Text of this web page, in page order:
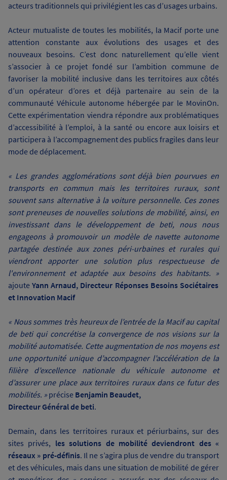
acteurs traditionnels qui privilégient les cas d’usages urbains.
Acteur mutualiste de toutes les mobilités, la Macif porte une
attention constante aux évolutions des usages et des
nouveaux besoins. C’est donc naturellement qu’elle vient
s’associer à ce projet fondé sur l’ambition commune de
favoriser la mobilité inclusive dans les territoires aux côtés
d’un opérateur d’ores et déjà partenaire au sein de la
communauté Véhicule autonome hébergée par le MovinOn.
Cette expérimentation viendra répondre aux problématiques
d’accessibilité à l’emploi, à la santé ou encore aux loisirs et
participera à l’accompagnement des publics fragiles dans leur
mode de déplacement.
« Les grandes agglomérations sont déjà bien pourvues en
transports en commun mais les territoires ruraux, sont
souvent sans alternative à la voiture personnelle. Ces zones
sont preneuses de nouvelles solutions de mobilité, ainsi, en
investissant dans le développement de beti, nous nous
engageons à promouvoir un modèle de navette autonome
partagée destinée aux zones péri-urbaines et rurales qui
viendront apporter une solution plus respectueuse de
l'environnement et adaptée aux besoins des habitants. »
ajouteYann Arnaud, Directeur Réponses Besoins Sociétaires
et Innovation Macif
« Nous sommes très heureux de l’entrée de la Macif au capital
de beti qui concrétise la convergence de nos visions sur la
mobilité automatisée. Cette augmentation de nos moyens est
une opportunité unique d’accompagner l’accélération de la
filière d’excellence nationale du véhicule autonome et
d’assurer une place aux territoires ruraux dans ce futur des
mobilités. » précise Benjamin Beaudet,
Directeur Général de beti.
Demain, dans les territoires ruraux et périurbains, sur des
sites privés, les solutions de mobilité deviendront des «
réseaux » pré-définis. Il ne s’agira plus de vendre du transport
et des véhicules, mais dans une situation de mobilité de gérer